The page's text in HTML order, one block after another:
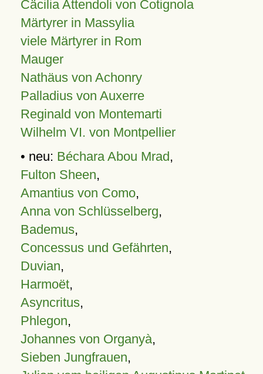
Cäcilia Attendoli von Cotignola
Märtyrer in Massylia
viele Märtyrer in Rom
Mauger
Nathäus von Achonry
Palladius von Auxerre
Reginald von Montemarti
Wilhelm VI. von Montpellier
• neu: Béchara Abou Mrad,
Fulton Sheen,
Amantius von Como,
Anna von Schlüsselberg,
Bademus,
Concessus und Gefährten,
Duvian,
Harmoët,
Asyncritus,
Phlegon,
Johannes von Organyà,
Sieben Jungfrauen,